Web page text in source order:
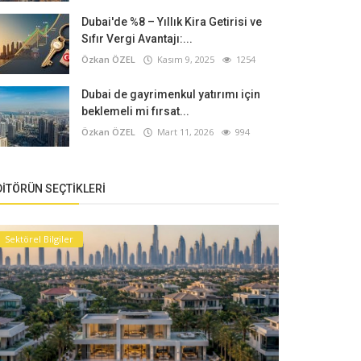
Dubai'de %8 – Yıllık Kira Getirisi ve
Sıfır Vergi Avantajı:...
Özkan ÖZEL Kasım 9, 2025 1254
Dubai de gayrimenkul yatırımı için
beklemeli mi fırsat...
Özkan ÖZEL Mart 11, 2026 994
SEÇTIKLERI
Sektörel Bilgiler